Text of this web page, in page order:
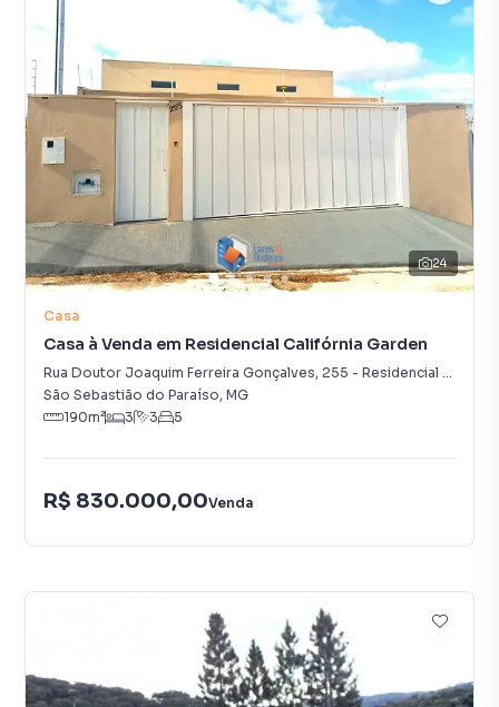
24
Casa
Casa à Venda em Residencial Califórnia Garden
Rua Doutor Joaquim Ferreira Gonçalves, 255 - Residencial Califórnia Garden
São Sebastião do Paraíso, MG
190m² 3 3 5
R$ 830.000,00Venda